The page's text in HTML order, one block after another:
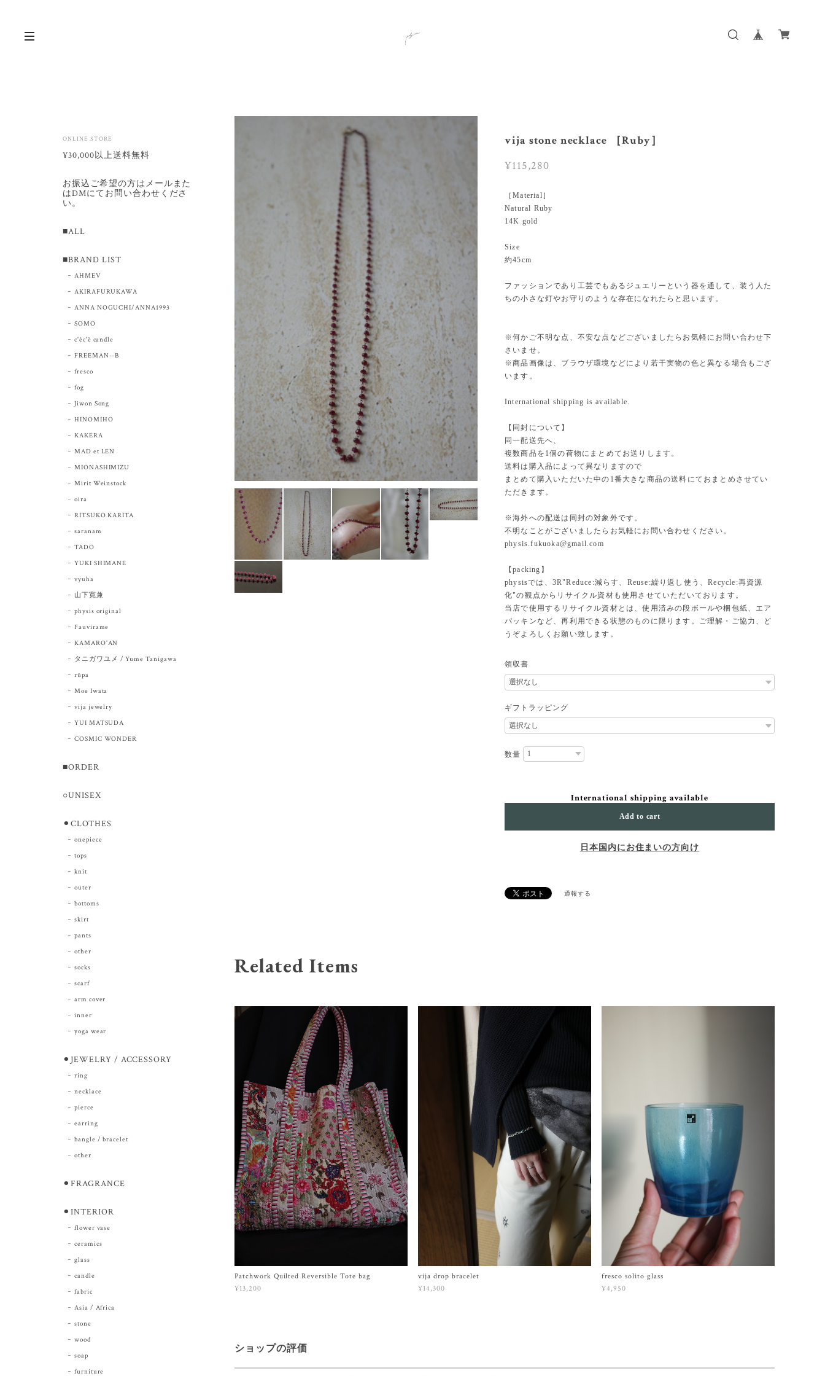
vija stone necklace ［Ruby］
¥115,280
［Material］
Natural Ruby
14K gold
Size
約45cm
ファッションであり工芸でもあるジュエリーという器を通して、装う人た
ちの小さな灯やお守りのような存在になれたらと思います。
※何かご不明な点、不安な点などございましたらお気軽にお問い合わせ下
さいませ。
※商品画像は、ブラウザ環境などにより若干実物の色と異なる場合もござ
います。
International shipping is available.
【同封について】
同一配送先へ、
複数商品を1個の荷物にまとめてお送りします。
送料は購入品によって異なりますので
まとめて購入いただいた中の1番大きな商品の送料にておまとめさせてい
ただきます。
※海外への配送は同封の対象外です。
不明なことがございましたらお気軽にお問い合わせください。
physis.fukuoka@gmail.com
【packing】
physisでは、3R"Reduce:減らす、Reuse:繰り返し使う、Recycle:再資源
化"の観点からリサイクル資材も使用させていただいております。
当店で使用するリサイクル資材とは、使用済みの段ボールや梱包紙、エア
パッキンなど、再利用できる状態のものに限ります。ご理解・ご協力、ど
うぞよろしくお願い致します。
領収書
ギフトラッピング
数量
International shipping available
Add to cart
日本国内にお住まいの方向け
通報する
Related Items
Patchwork Quilted Reversible Tote bag
¥13,200
vija drop bracelet
¥14,300
fresco solito glass
¥4,950
ショップの評価
ONLINE STORE
¥30,000以上送料無料
お振込ご希望の方はメールまた
はDMにてお問い合わせくださ
い。
■ALL
■BRAND LIST
AHMEV
AKIRAFURUKAWA
ANNA NOGUCHI/ANNA1993
SOMO
c'èc'è candle
FREEMAN--B
fresco
fog
Jiwon Song
HINOMIHO
KAKERA
MAD et LEN
MIONASHIMIZU
Mirit Weinstock
oira
RITSUKO KARITA
saranam
TADO
YUKI SHIMANE
vyuha
山下寛兼
physis original
Fauvirame
KAMARO'AN
タニガワユメ / Yume Tanigawa
rūpa
Moe Iwata
vija jewelry
YUI MATSUDA
COSMIC WONDER
■ORDER
○UNISEX
⚫︎CLOTHES
onepiece
tops
knit
outer
bottoms
skirt
pants
other
socks
scarf
arm cover
inner
yoga wear
⚫︎JEWELRY / ACCESSORY
ring
necklace
pierce
earring
bangle / bracelet
other
⚫︎FRAGRANCE
⚫︎INTERIOR
flower vase
ceramics
glass
candle
fabric
Asia / Africa
stone
wood
soap
furniture